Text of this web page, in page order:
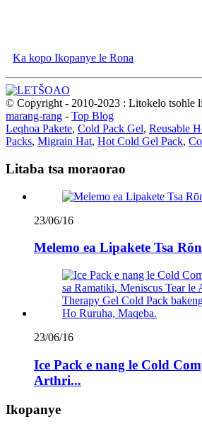
Ka kopo Ikopanye le Rona
© Copyright - 2010-2023 : Litokelo tsohle
marang-rang - Top Blog
Leqhoa Pakete, Cold Pack Gel, Reusable
Packs, Migrain Hat, Hot Cold Gel Pack,
Litaba tsa moraorao
23/06/16
Melemo ea Lipakete Tsa
23/06/16
Ice Pack e nang le Cold
Arthri...
Ikopanye